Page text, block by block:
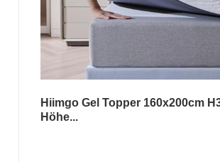
Hiimgo Gel Topper 160x200cm
Höhe...